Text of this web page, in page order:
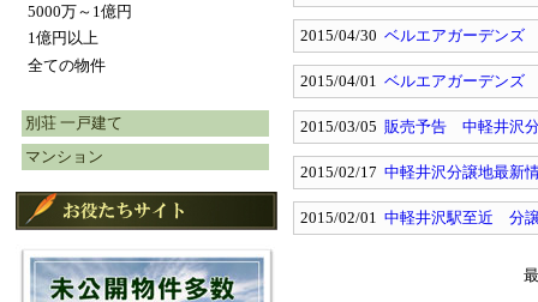
5000万～1億円
1億円以上
全ての物件
別荘 一戸建て
マンション
2015/04/30 ベルエアガーデン
2015/04/01 ベルエアガーデン
2015/03/05 販売予告 中軽井沢
2015/02/17 中軽井沢分譲地最新
2015/02/01 中軽井沢駅至近 分